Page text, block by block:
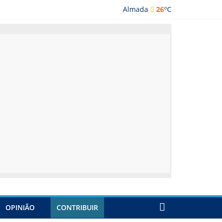
Almada 26oC
OPINIÃO CONTRIBUIR